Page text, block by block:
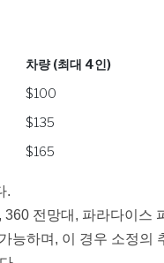
차량 (최대 4인)
차량 (최대 4인)
$100
$135
$165
.
전망대, 파라다이스
능하며, 이 경우 소정의